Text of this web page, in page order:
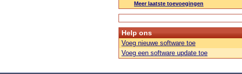
Meer laatste toevoegingen
Help ons
Voeg nieuwe software toe
Voeg een software update toe